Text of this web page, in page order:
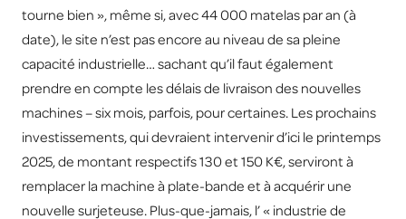
tourne bien », même si, avec 44 000 matelas par an (à
date), le site n’est pas encore au niveau de sa pleine
capacité industrielle… sachant qu’il faut également
prendre en compte les délais de livraison des nouvelles
machines – six mois, parfois, pour certaines. Les prochains
investissements, qui devraient intervenir d’ici le printemps
2025, de montant respectifs 130 et 150 K€, serviront à
remplacer la machine à plate-bande et à acquérir une
nouvelle surjeteuse. Plus-que-jamais, l’ « industrie de